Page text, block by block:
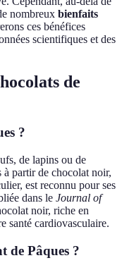
nombreux bienfaits
ces bénéfices
scientifiques et des
de
?
de lapins ou de
à partir de chocolat noir,
est reconnu pour ses
dans le Journal of
noir, riche en
santé cardiovasculaire.
de Pâques ?